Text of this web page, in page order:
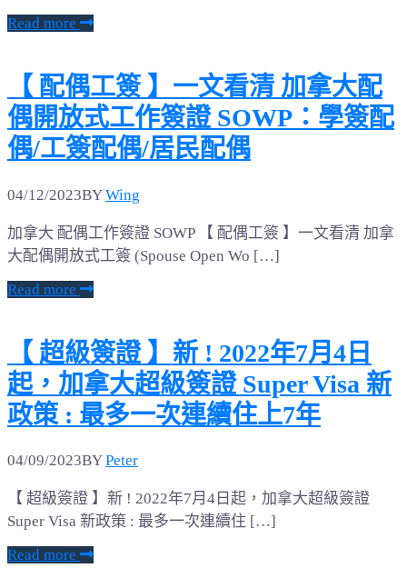
Read more
【 配偶工簽 】一文看清 加拿大配
偶開放式工作簽證 SOWP：學簽配
偶/工簽配偶/居民配偶
04/12/2023BYWing
加拿大 配偶工作簽證 SOWP 【 配偶工簽 】一文看清 加拿
大配偶開放式工簽 (Spouse Open Wo […]
Read more
【 超級簽證 】新 ! 2022年7月4日
起，加拿大超級簽證 Super Visa 新
政策 : 最多一次連續住上7年
04/09/2023BYPeter
【 超級簽證 】新 ! 2022年7月4日起，加拿大超級簽證
Super Visa 新政策 : 最多一次連續住 […]
Read more